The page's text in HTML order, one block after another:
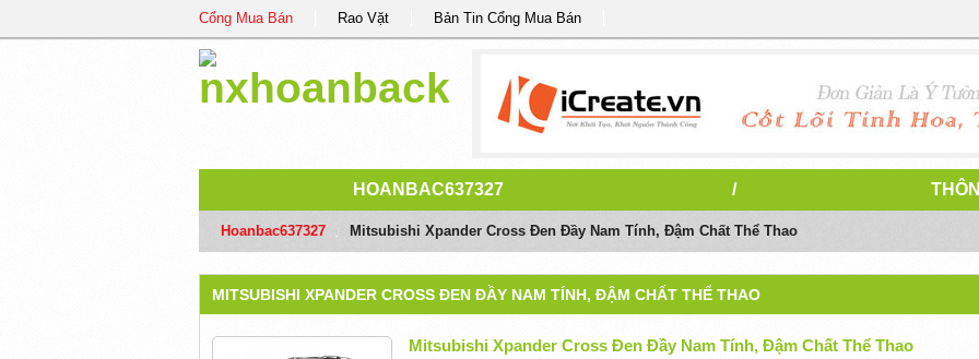
Cổng Mua Bán Rao Vặt Bản Tin Cổng Mua Bán
HOANBAC637327 /
Hoanbac637327 Mitsubishi Xpander Cross Đen Đầy Nam Tính, Đậm Chất Thể Thao
MITSUBISHI XPANDER CROSS ĐEN ĐẦY NAM TÍNH, ĐẬM CHẤT THỂ THAO
Mitsubishi Xpander Cross Đen Đầy Nam Tính, Đậm Chất Thể Thao